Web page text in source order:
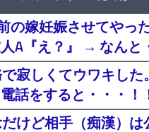
の嫁妊娠させてやっ
A『え？』 → なんと
寂しくてウワキし
話をすると・・・！
けど相手（痴漢）